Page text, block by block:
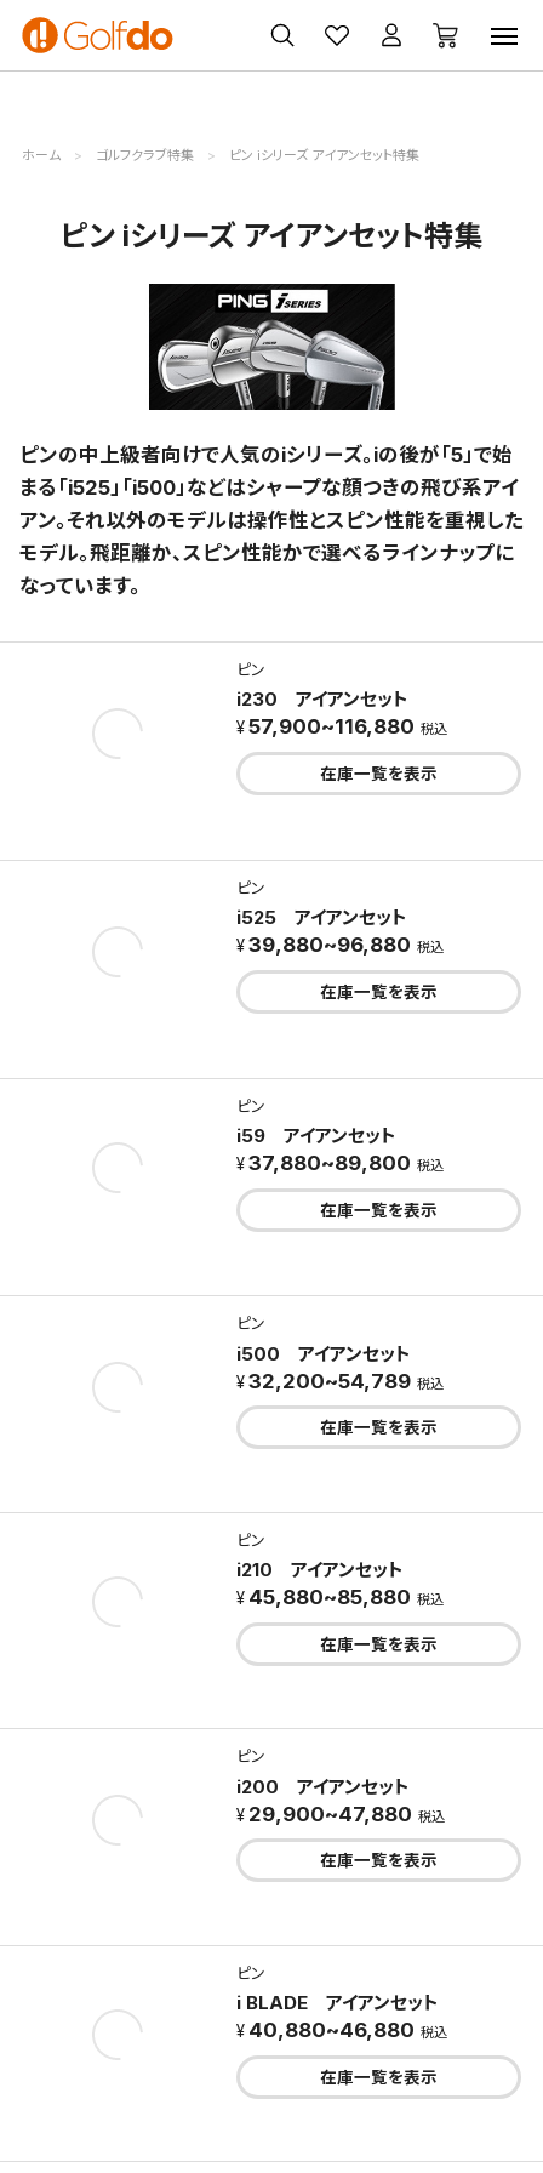
ゴルフ
クラブ
ゴルフ用品
買取
無料査定
クーポン
一覧
ホーム ゴルフクラブ特集 ピン iシリーズ アイアンセット特集
ピン iシリーズ アイアンセット特集
ピンの中上級者向けで人気のiシリーズ。iの後が「5」で始
まる「i525」「i500」などはシャープな顔つきの飛び系アイ
アン。それ以外のモデルは操作性とスピン性能を重視した
モデル。飛距離か、スピン性能かで選べるラインナップに
なっています。
ピン
i230 アイアンセット
57,900~116,880 税込
在庫一覧を表示
ピン
i525 アイアンセット
39,880~96,880 税込
在庫一覧を表示
ピン
i59 アイアンセット
37,880~89,800 税込
在庫一覧を表示
ピン
i500 アイアンセット
32,200~54,789 税込
在庫一覧を表示
ピン
i210 アイアンセット
45,880~85,880 税込
在庫一覧を表示
ピン
i200 アイアンセット
29,900~47,880 税込
在庫一覧を表示
ピン
i BLADE アイアンセット
40,880~46,880 税込
在庫一覧を表示